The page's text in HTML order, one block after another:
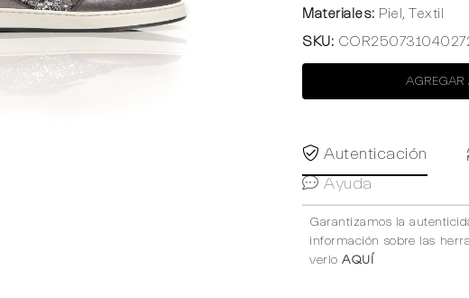
Materiales: Piel, Textil
SKU:
AGREGAR
Autenticación
Ayuda
Garantizamos la
información sobre las
verlo AQUÍ